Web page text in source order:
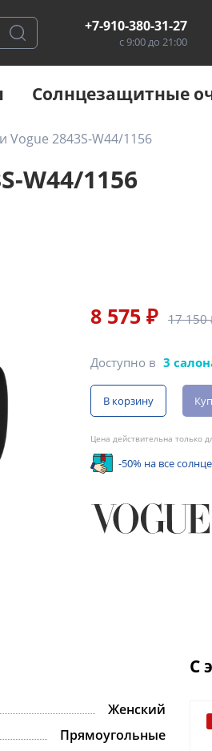
+7-910-380-31-27
с 9:00 до 21:00
Солнцезащитные
2843S-W44/1156
W44/1156
8 575 ₽ 17 150
Доступно в 3
В корзину
Цена действительна только
-50% на все
Женский
Прямоугольные
С